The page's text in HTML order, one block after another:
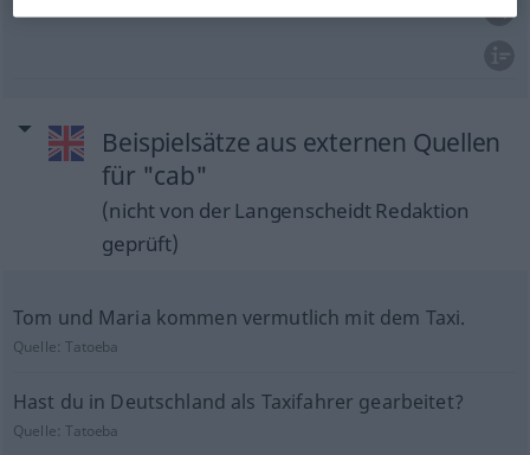
Beispielsätze aus externen Quellen
für "cab"
(nicht von der Langenscheidt Redaktion
geprüft)
Tom und Maria kommen vermutlich mit dem Taxi.
Quelle:Tatoeba
Hast du in Deutschland als Taxifahrer gearbeitet?
Quelle:Tatoeba